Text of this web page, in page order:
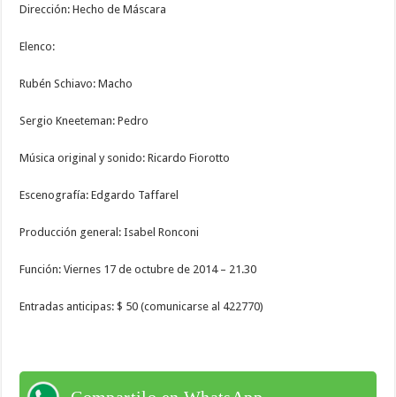
Dirección: Hecho de Máscara
Elenco:
Rubén Schiavo: Macho
Sergio Kneeteman: Pedro
Música original y sonido: Ricardo Fiorotto
Escenografía: Edgardo Taffarel
Producción general: Isabel Ronconi
Función: Viernes 17 de octubre de 2014 – 21.30
Entradas anticipas: $ 50 (comunicarse al 422770)